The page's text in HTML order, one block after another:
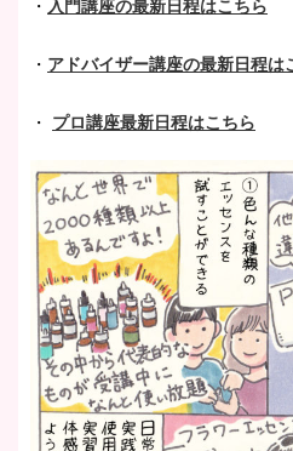
・ 入門講座の最新日程はこちら
・ アドバイザー講座の最新日程は
・ プロ講座最新日程はこちら